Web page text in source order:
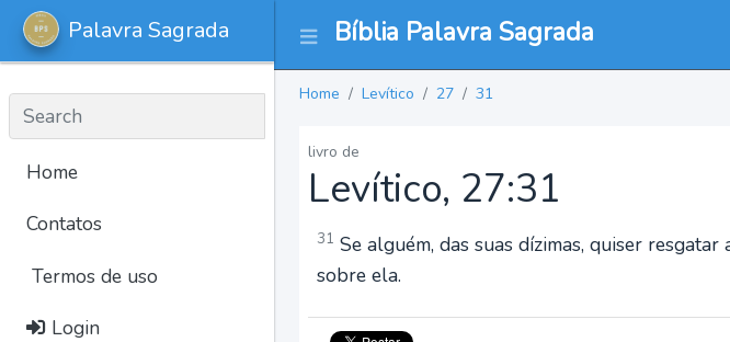
Bíblia Palavra Sagrada
Palavra Sagrada
Home
Contatos
Termos de uso
Login
Home Levítico 27 31
livro de
Levítico, 27:31
31 Se alguém, das suas dízimas, quiser
sobre ela.